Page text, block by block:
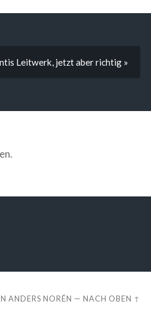
Leitwerk, jetzt aber richtig »
ANDERS NORÉN —NACH OBEN ↑